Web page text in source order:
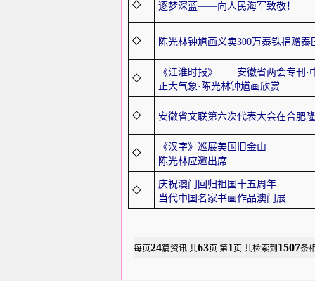
◇ 逐梦深蓝——向人民海军致敬！
◇ 陈光林钟馗画义卖300万泰铢捐赠泰
◇
《江淮时报》——安徽省两会专刊·
正大气象·陈光林钟馗画欣赏
◇ 安徽省文联第六次代表大会在合肥
◇
《汉字》巡展美国旧金山
陈光林应邀出席
◇
庆祝澳门回归祖国十五周年
当代中国名家书画作品澳门展
每页24篇资讯 共63页 第1 页 共检索到 1507条